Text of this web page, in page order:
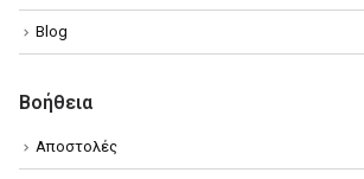
Blog
Βοήθεια
Αποστολές